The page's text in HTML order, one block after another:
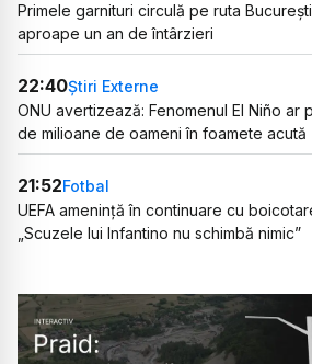
Primele garnituri circulă pe ruta
aproape un an de întârzieri
22:40Știri Externe
ONU avertizează: Fenomenul El Niño ar
de milioane de oameni în foamete acută
21:52Fotbal
UEFA amenință în continuare cu
„Scuzele lui Infantino nu schimbă nimic”